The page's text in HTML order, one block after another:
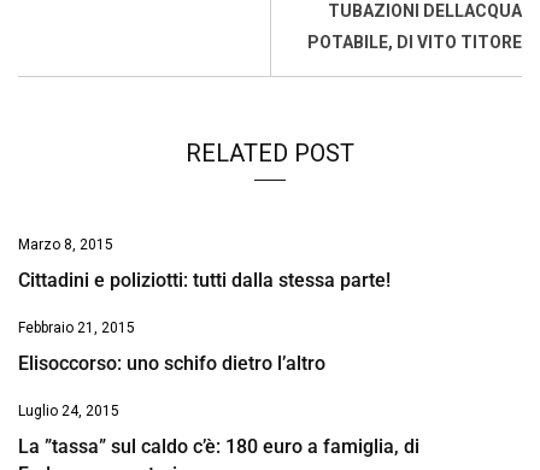
TUBAZIONI DELLACQUA
POTABILE, DI VITO TITORE
RELATED POST
Marzo 8, 2015
Cittadini e poliziotti: tutti dalla stessa parte!
Febbraio 21, 2015
Elisoccorso: uno schifo dietro l’altro
Luglio 24, 2015
La ”tassa” sul caldo c’è: 180 euro a famiglia, di